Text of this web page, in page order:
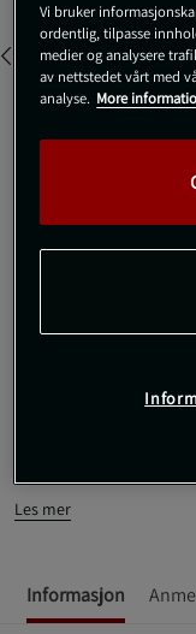
Gratis frakt over 800 kr
SKU #1383889-100R | EAN
Les mer
Informasjon
Vi bruker
ordentlig, tilpasse
medier og analysere
av nettstedet vårt med
analyse. More